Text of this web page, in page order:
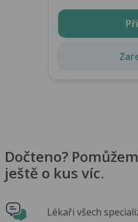
Dočteno?
ještě o kus víc.
Lékaři všech